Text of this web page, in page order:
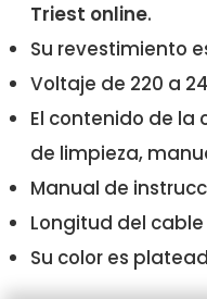
Triest online.
Su revestimiento
Voltaje de 220 a
El contenido de la
de limpieza,
Manual de
Longitud del
Su color es